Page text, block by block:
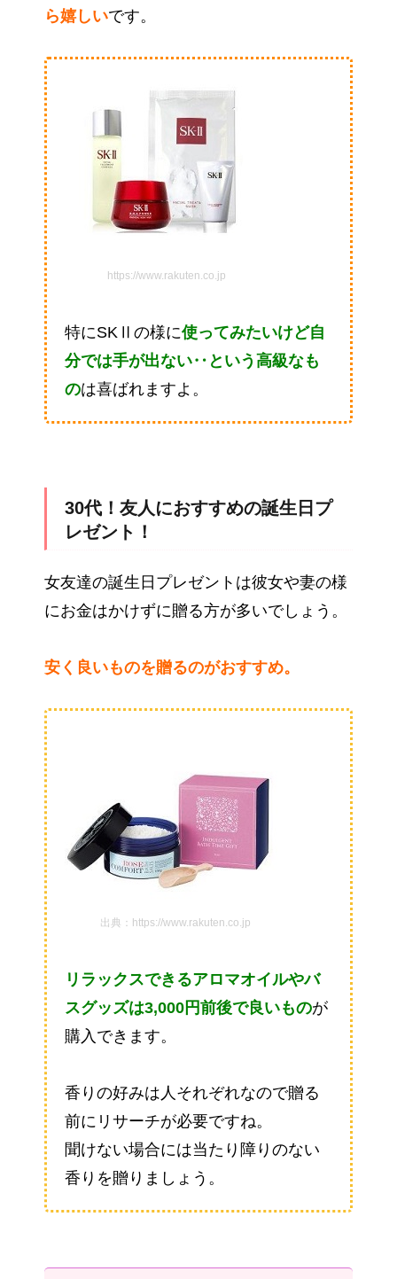
ら嬉しいです。
https://www.rakuten.co.jp
特にSKⅡの様に使ってみたいけど自
分では手が出ない‥という高級なも
のは喜ばれますよ。
30代！友人におすすめの誕生日プ
レゼント！
女友達の誕生日プレゼントは彼女や妻の様
にお金はかけずに贈る方が多いでしょう。
安く良いものを贈るのがおすすめ。
出典：https://www.rakuten.co.jp
リラックスできるアロマオイルやバ
スグッズは3,000円前後で良いものが
購入できます。
香りの好みは人それぞれなので贈る
前にリサーチが必要ですね。
聞けない場合には当たり障りのない
香りを贈りましょう。